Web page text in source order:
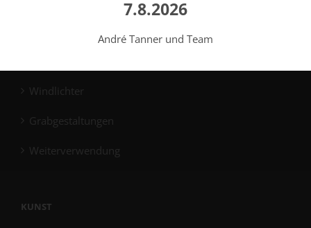
Gemeinschaftsgrabmale
Windlichter
Grabgestaltungen
Weiterverwendung
KUNST
7.8.2026
André Tanner und Team